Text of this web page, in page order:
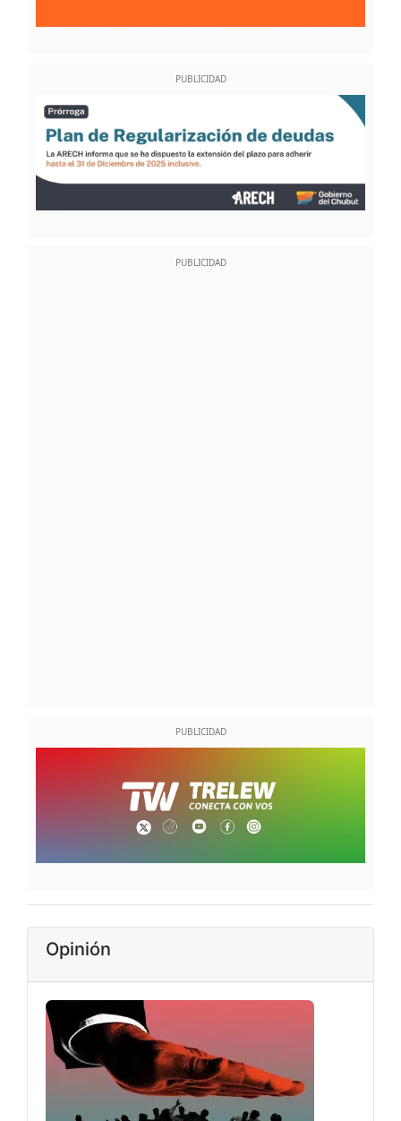
Opinión